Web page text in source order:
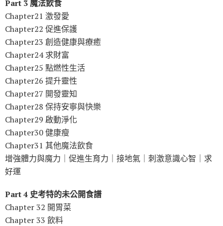
Part 3 魔法飲食
Chapter21 激發愛
Chapter22 促進保護
Chapter23 創造健康與療癒
Chapter24 求財富
Chapter25 點燃性生活
Chapter26 提升靈性
Chapter27 開發靈知
Chapter28 保持安寧與快樂
Chapter29 啟動淨化
Chapter30 健康瘦
Chapter31 其他魔法飲食
增強體力與魔力｜促進生育力｜接地氣｜刺激意識心智｜求
好運
Part 4 史考特的未公開食譜
Chapter 32 開胃菜
Chapter 33 飲料